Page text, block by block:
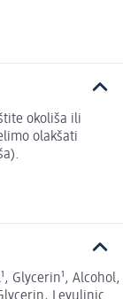
okoliša ili
olakšati
Glycerin¹, Alcohol,